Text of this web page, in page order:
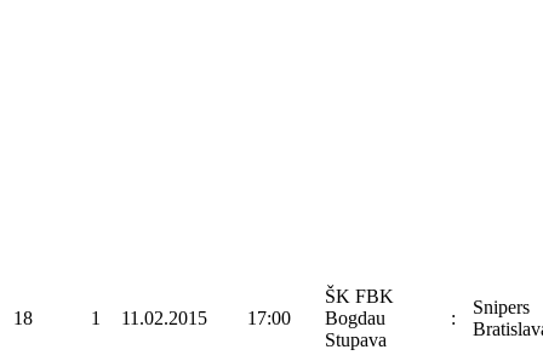
18 1 11.02.2015 17:00
ŠK FBK
Bogdau
Stupava
:
Snipers